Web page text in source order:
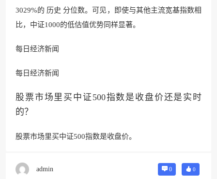
3029%的 历史 分位数。可见，即使与其他主流宽基指数相
比，中证1000的低估值优势同样显著。
每日经济新闻
每日经济新闻
股票市场里买中证500指数是收盘价还是实时
的？
股票市场里买中证500指数是收盘价。
admin 0 0